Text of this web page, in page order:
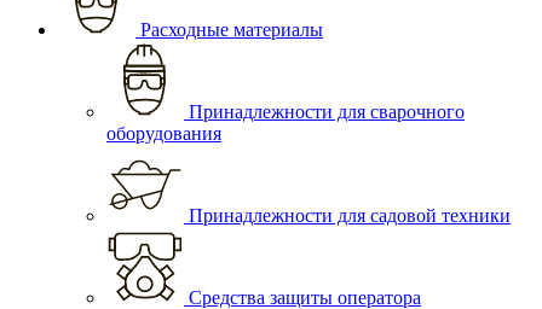
Расходные материалы
Принадлежности для сварочного
оборудования
Принадлежности для садовой техники
Средства защиты оператора